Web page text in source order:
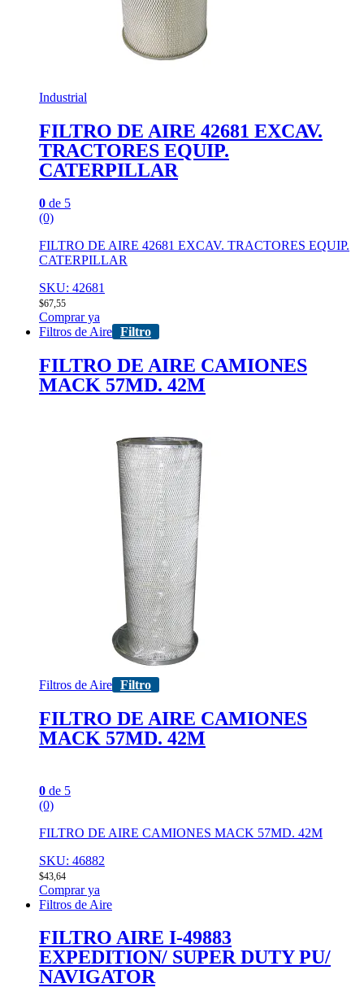
Industrial
FILTRO DE AIRE 42681 EXCAV.
TRACTORES EQUIP.
CATERPILLAR
0 de 5
(0)
FILTRO DE AIRE 42681 EXCAV. TRACTORES EQUIP.
CATERPILLAR
SKU: 42681
$67,55
Comprar ya
Filtros de Aire Filtro
FILTRO DE AIRE CAMIONES
MACK 57MD. 42M
Filtros de Aire Filtro
FILTRO DE AIRE CAMIONES
MACK 57MD. 42M
0 de 5
(0)
FILTRO DE AIRE CAMIONES MACK 57MD. 42M
SKU: 46882
$43,64
Comprar ya
Filtros de Aire
FILTRO AIRE I-49883
EXPEDITION/ SUPER DUTY PU/
NAVIGATOR